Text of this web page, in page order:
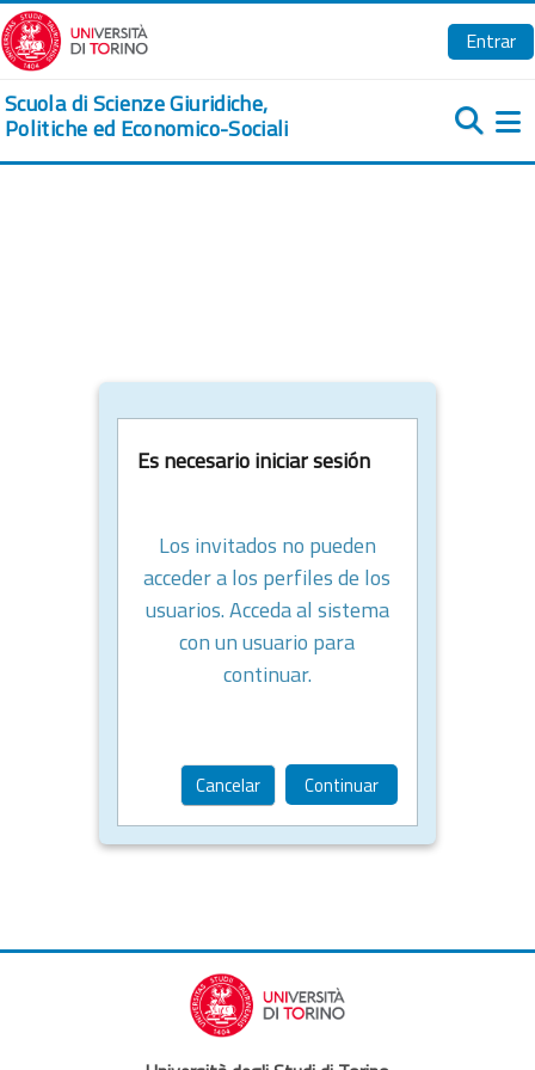
Salta al contenido principal
Entrar
Scuola di Scienze Giuridiche,
Politiche ed Economico-Sociali
Es necesario iniciar sesión
Los invitados no pueden
acceder a los perfiles de los
usuarios. Acceda al sistema
con un usuario para
continuar.
Cancelar Continuar